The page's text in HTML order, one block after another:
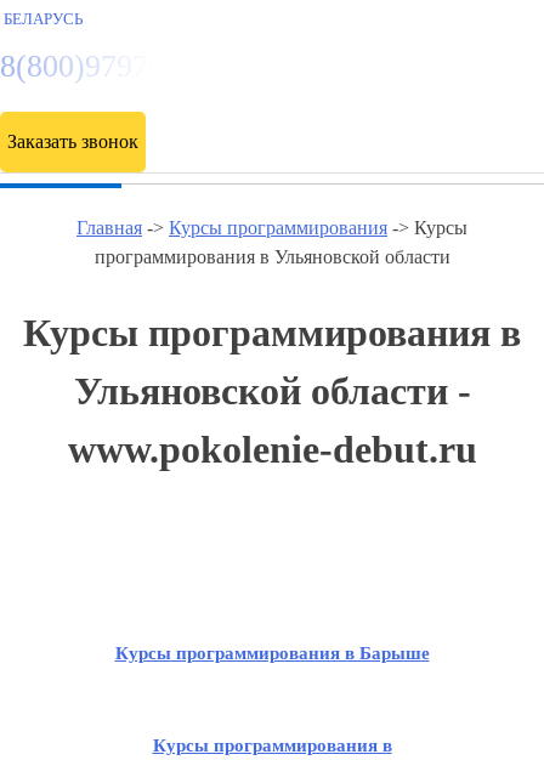
БЕЛАРУСЬ
8(800)9797043
Заказать звонок
Главная -> Курсы программирования -> Курсы
программирования в Ульяновской области
Курсы программирования в
Ульяновской области -
www.pokolenie-debut.ru
Курсы программирования в Барыше
Курсы программирования в